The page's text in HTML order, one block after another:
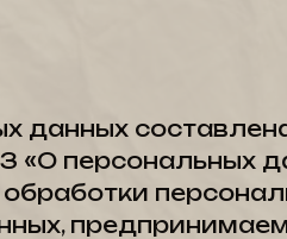
данных
персональных